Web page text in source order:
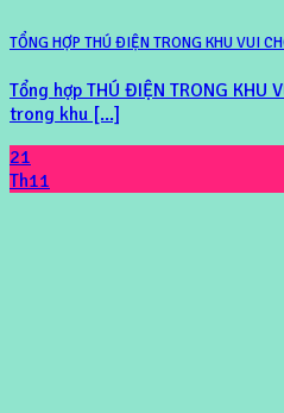
TỔNG HỢP THÚ ĐIỆN TRONG KHU VUI
Tổng hợp THÚ ĐIỆN TRONG KHU
trong khu [...]
21
Th11